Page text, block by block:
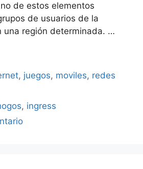
de estos elementos
de usuarios de la
una región determinada. …
, juegos, moviles, redes
, ingress